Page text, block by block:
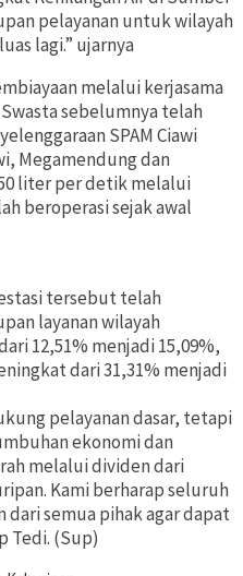
pelayanan untuk wilayah
lagi.” ujarnya
melalui kerjasama
sebelumnya telah
SPAM Ciawi
Megamendung dan
liter per detik melalui
beroperasi sejak awal
tersebut telah
layanan wilayah
12,51% menjadi 15,09%,
dari 31,31% menjadi
pelayanan dasar, tetapi
ekonomi dan
melalui dividen dari
Kami berharap seluruh
semua pihak agar dapat
Tedi. (Sup)